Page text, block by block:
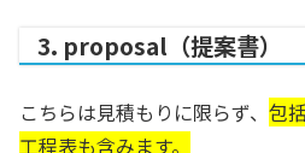
3. proposal（提案書）
こちらは見積もりに限らず、 包
工程表も含みます。